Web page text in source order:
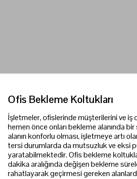
Ofis Bekleme Koltukları
İşletmeler, ofislerinde müşterilerini ve iş
hemen önce onları bekleme alanında
alanın konforlu olması, işletmeye artı
tersi durumlarda da mutsuzluk ve eksi
yaratabilmektedir. Ofis bekleme
dakika aralığında değişen bekleme
rahatlayarak geçirmesi gereken